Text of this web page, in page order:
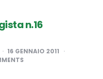
n.16
16 GENNAIO 2011